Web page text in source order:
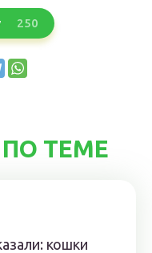
250
ТЕМЕ
кошки